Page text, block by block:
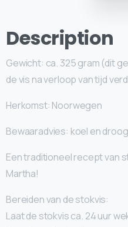
Description
Gewicht: ca. 325 gram (dit
de vis na verloop van tijd
Herkomst: Noorwegen
Bewaaradvies: koel en
Een traditioneel recept van
Martha!
Bereiden van de stokvis:
Laat de stokvis ca. 24 uur